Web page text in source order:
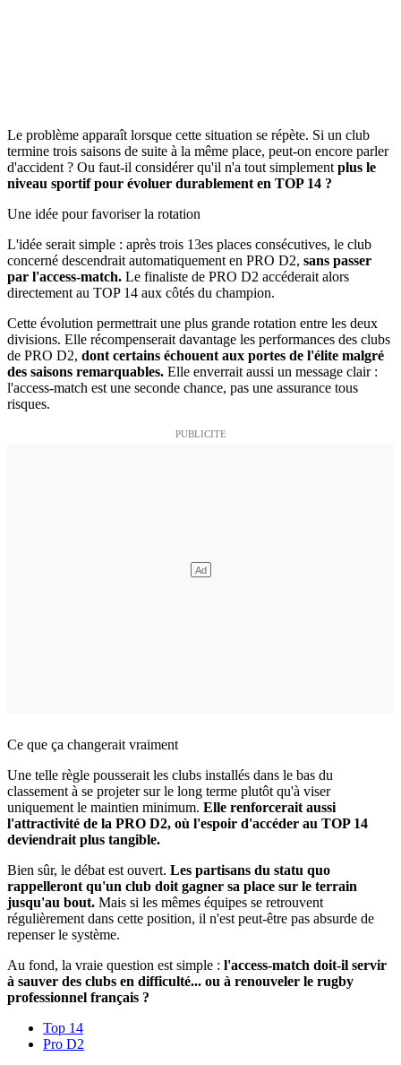
Le problème apparaît lorsque cette situation se répète. Si un club
termine trois saisons de suite à la même place, peut-on encore parler
d'accident ? Ou faut-il considérer qu'il n'a tout simplement plus le
niveau sportif pour évoluer durablement en TOP 14 ?
Une idée pour favoriser la rotation
L'idée serait simple : après trois 13es places consécutives, le club
concerné descendrait automatiquement en PRO D2, sans passer
par l'access-match. Le finaliste de PRO D2 accéderait alors
directement au TOP 14 aux côtés du champion.
Cette évolution permettrait une plus grande rotation entre les deux
divisions. Elle récompenserait davantage les performances des clubs
de PRO D2, dont certains échouent aux portes de l'élite malgré
des saisons remarquables. Elle enverrait aussi un message clair :
l'access-match est une seconde chance, pas une assurance tous
risques.
Ce que ça changerait vraiment
Une telle règle pousserait les clubs installés dans le bas du
classement à se projeter sur le long terme plutôt qu'à viser
uniquement le maintien minimum. Elle renforcerait aussi
l'attractivité de la PRO D2, où l'espoir d'accéder au TOP 14
deviendrait plus tangible.
Bien sûr, le débat est ouvert. Les partisans du statu quo
rappelleront qu'un club doit gagner sa place sur le terrain
jusqu'au bout. Mais si les mêmes équipes se retrouvent
régulièrement dans cette position, il n'est peut-être pas absurde de
repenser le système.
Au fond, la vraie question est simple : l'access-match doit-il servir
à sauver des clubs en difficulté... ou à renouveler le rugby
professionnel français ?
Top 14
Pro D2